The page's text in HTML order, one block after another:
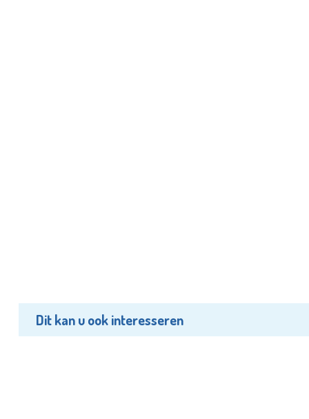
Dit kan u ook interesseren